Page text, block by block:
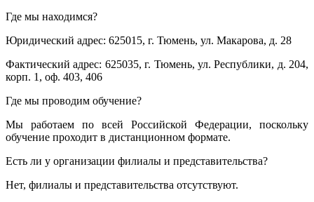
Где мы находимся?
Юридический адрес: 625015, г. Тюмень, ул. Макарова, д. 28
Фактический адрес: 625035, г. Тюмень, ул. Республики, д. 204,
корп. 1, оф. 403, 406
Где мы проводим обучение?
Мы работаем по всей Российской Федерации, поскольку
обучение проходит в дистанционном формате.
Есть ли у организации филиалы и представительства?
Нет, филиалы и представительства отсутствуют.